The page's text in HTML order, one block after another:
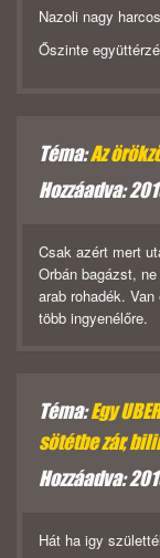
Nazoli nagy
Őszinte
Téma:Az
Hozzáadva:
Csak azért mert
Orbán bagázst,
arab rohadék.
több ingyenélőre.
Téma:Egy
sötétbe zár,
Hozzáadva:
Hát ha igy